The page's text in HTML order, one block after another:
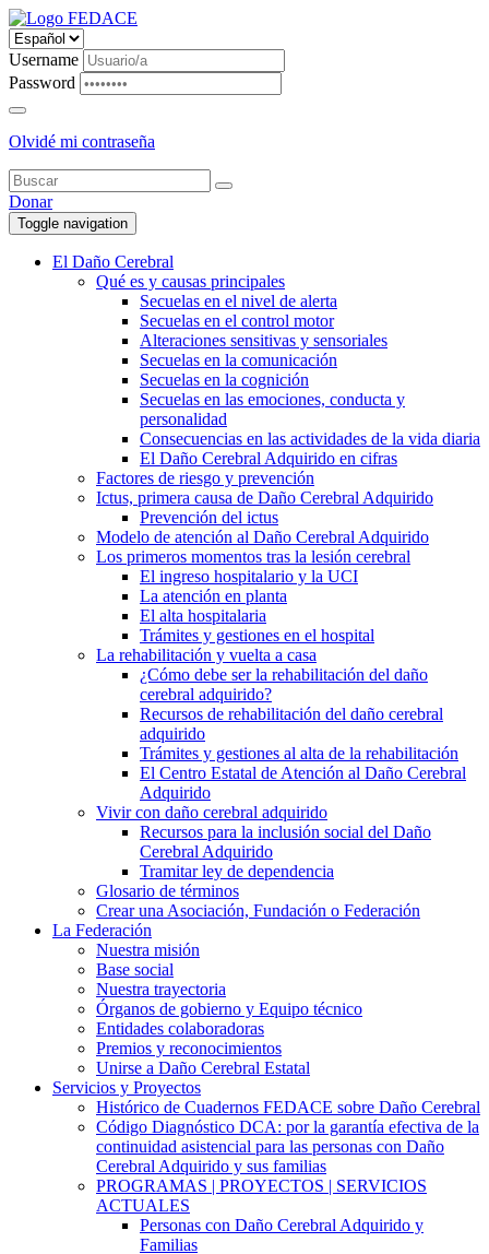
Username
Password
Olvidé mi contraseña
Donar
Toggle navigation
El Daño Cerebral
Qué es y causas principales
Secuelas en el nivel de alerta
Secuelas en el control motor
Alteraciones sensitivas y sensoriales
Secuelas en la comunicación
Secuelas en la cognición
Secuelas en las emociones, conducta y
personalidad
Consecuencias en las actividades de la vida diaria
El Daño Cerebral Adquirido en cifras
Factores de riesgo y prevención
Ictus, primera causa de Daño Cerebral Adquirido
Prevención del ictus
Modelo de atención al Daño Cerebral Adquirido
Los primeros momentos tras la lesión cerebral
El ingreso hospitalario y la UCI
La atención en planta
El alta hospitalaria
Trámites y gestiones en el hospital
La rehabilitación y vuelta a casa
¿Cómo debe ser la rehabilitación del daño
cerebral adquirido?
Recursos de rehabilitación del daño cerebral
adquirido
Trámites y gestiones al alta de la rehabilitación
El Centro Estatal de Atención al Daño Cerebral
Adquirido
Vivir con daño cerebral adquirido
Recursos para la inclusión social del Daño
Cerebral Adquirido
Tramitar ley de dependencia
Glosario de términos
Crear una Asociación, Fundación o Federación
La Federación
Nuestra misión
Base social
Nuestra trayectoria
Órganos de gobierno y Equipo técnico
Entidades colaboradoras
Premios y reconocimientos
Unirse a Daño Cerebral Estatal
Servicios y Proyectos
Histórico de Cuadernos FEDACE sobre Daño Cerebral
Código Diagnóstico DCA: por la garantía efectiva de la
continuidad asistencial para las personas con Daño
Cerebral Adquirido y sus familias
PROGRAMAS | PROYECTOS | SERVICIOS
ACTUALES
Personas con Daño Cerebral Adquirido y
Familias